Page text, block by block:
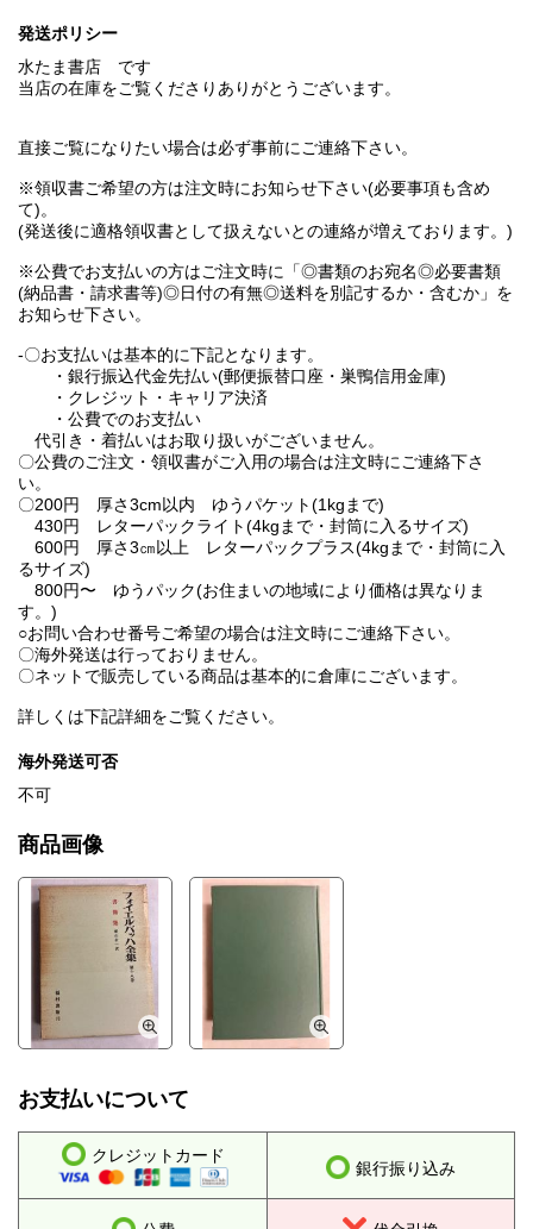
発送ポリシー
水たま書店 です
当店の在庫をご覧くださりありがとうございます。
直接ご覧になりたい場合は必ず事前にご連絡下さい。
※領収書ご希望の方は注文時にお知らせ下さい(必要事項も含め
て)。
(発送後に適格領収書として扱えないとの連絡が増えております。)
※公費でお支払いの方はご注文時に「◎書類のお宛名◎必要書類
(納品書・請求書等)◎日付の有無◎送料を別記するか・含むか」を
お知らせ下さい。
-〇お支払いは基本的に下記となります。
・銀行振込代金先払い(郵便振替口座・巣鴨信用金庫)
・クレジット・キャリア決済
・公費でのお支払い
代引き・着払いはお取り扱いがございません。
〇公費のご注文・領収書がご入用の場合は注文時にご連絡下さ
い。
〇200円 厚さ3cm以内 ゆうパケット(1kgまで)
430円 レターパックライト(4kgまで・封筒に入るサイズ)
600円 厚さ3㎝以上 レターパックプラス(4kgまで・封筒に入
るサイズ)
800円〜 ゆうパック(お住まいの地域により価格は異なりま
す。)
○お問い合わせ番号ご希望の場合は注文時にご連絡下さい。
〇海外発送は行っておりません。
〇ネットで販売している商品は基本的に倉庫にございます。
詳しくは下記詳細をご覧ください。
海外発送可否
不可
商品画像
お支払いについて
クレジットカード
銀行振り込み